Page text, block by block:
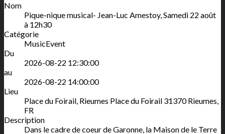
Nom
Pique-nique musical- Jean-Luc Amestoy, Samedi 22 août
à 12h30
Catégorie
MusicEvent
Du
2026-08-22 12:30:00
au
2026-08-22 14:00:00
Lieu
Place du Foirail, Rieumes Place du Foirail 31370 Rieumes,
FR
Description
Dans le cadre de coeur de Garonne, la Maison de le Terre